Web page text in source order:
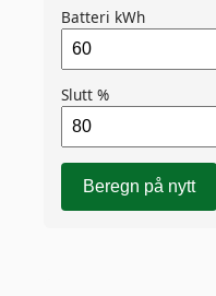
Batteri kWh
Slutt %
Beregn på nytt